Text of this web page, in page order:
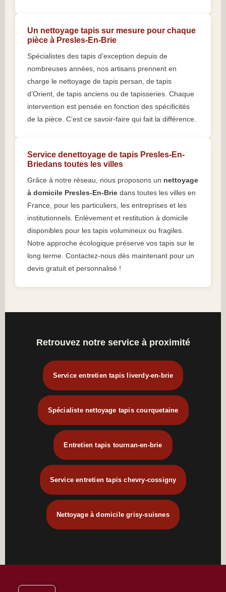
Un nettoyage tapis sur mesure pour chaque
pièce à Presles-En-Brie
Spécialistes des tapis d’exception depuis de
nombreuses années, nos artisans prennent en
charge le nettoyage de tapis persan, de tapis
d’Orient, de tapis anciens ou de tapisseries. Chaque
intervention est pensée en fonction des spécificités
de la pièce. C’est ce savoir-faire qui fait la différence.
Service denettoyage de tapis Presles-En-
Briedans toutes les villes
Grâce à notre réseau, nous proposons un nettoyage
à domicile Presles-En-Brie dans toutes les villes en
France, pour les particuliers, les entreprises et les
institutionnels. Enlèvement et restitution à domicile
disponibles pour les tapis volumineux ou fragiles.
Notre approche écologique préserve vos tapis sur le
long terme. Contactez-nous dès maintenant pour un
devis gratuit et personnalisé !
Retrouvez notre service à proximité
Service entretien tapis liverdy-en-brie
Spécialiste nettoyage tapis courquetaine
Entretien tapis tournan-en-brie
Service entretien tapis chevry-cossigny
Nettoyage à domicile grisy-suisnes